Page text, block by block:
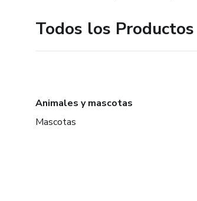
Todos los Productos
Animales y mascotas
Mascotas